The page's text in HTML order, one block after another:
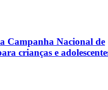
Campanha Nacional de
crianças e